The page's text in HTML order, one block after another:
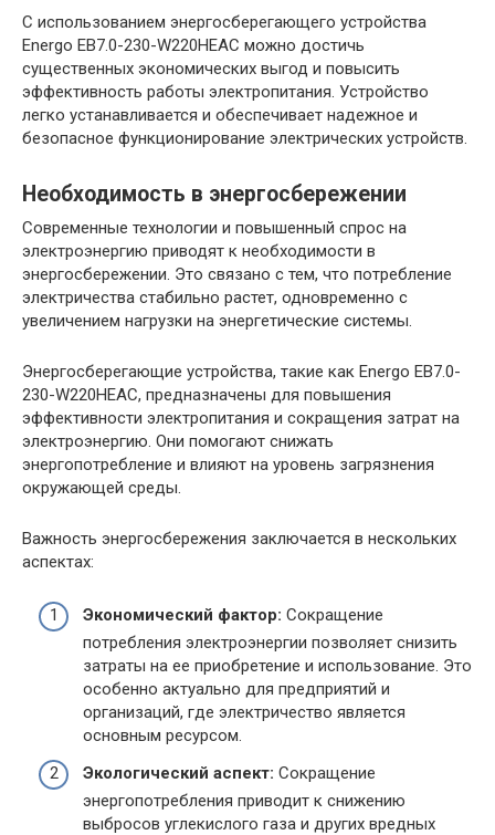
С использованием энергосберегающего устройства
Energo EB7.0-230-W220HЕAC можно достичь
существенных экономических выгод и повысить
эффективность работы электропитания. Устройство
легко устанавливается и обеспечивает надежное и
безопасное функционирование электрических устройств.
Необходимость в энергосбережении
Современные технологии и повышенный спрос на
электроэнергию приводят к необходимости в
энергосбережении. Это связано с тем, что потребление
электричества стабильно растет, одновременно с
увеличением нагрузки на энергетические системы.
Энергосберегающие устройства, такие как Energo EB7.0-
230-W220HЕAC, предназначены для повышения
эффективности электропитания и сокращения затрат на
электроэнергию. Они помогают снижать
энергопотребление и влияют на уровень загрязнения
окружающей среды.
Важность энергосбережения заключается в нескольких
аспектах:
Экономический фактор: Сокращение
потребления электроэнергии позволяет снизить
затраты на ее приобретение и использование. Это
особенно актуально для предприятий и
организаций, где электричество является
основным ресурсом.
Экологический аспект: Сокращение
энергопотребления приводит к снижению
выбросов углекислого газа и других вредных